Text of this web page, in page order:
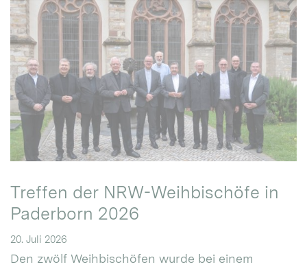
Treffen der NRW-Weihbischöfe in
Paderborn 2026
20. Juli 2026
Den zwölf Weihbischöfen wurde bei einem